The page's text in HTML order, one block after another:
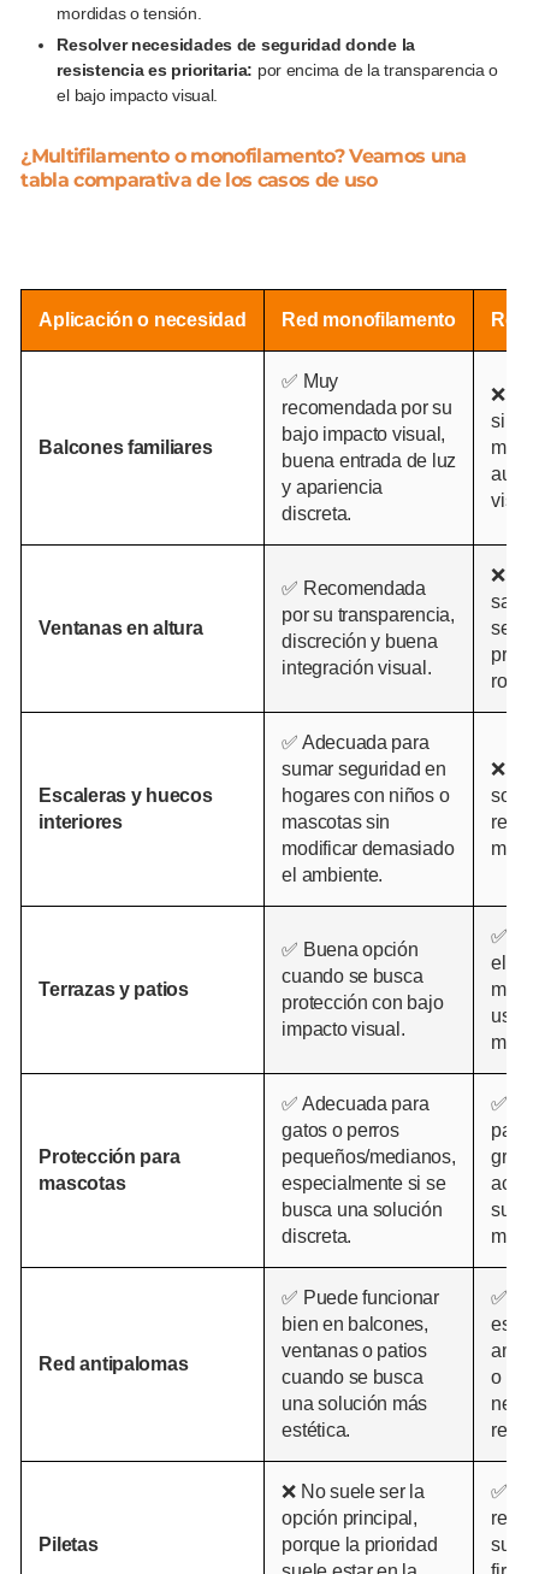
mordidas o tensión.
Resolver necesidades de seguridad donde la
resistencia es prioritaria: por encima de la transparencia o
el bajo impacto visual.
¿Multifilamento o monofilamento? Veamos una
tabla comparativa de los casos de uso
Aplicación o necesidad Red monofilamento Red
Balcones familiares
✅ Muy
recomendada por su
bajo impacto visual,
buena entrada de luz
y apariencia
discreta.
❌
si se
Ventanas en altura
✅ Recomendada
por su transparencia,
discreción y buena
integración visual.
❌
salvo
se
Escaleras y huecos
interiores
✅ Adecuada para
sumar seguridad en
hogares con niños o
mascotas sin
modificar demasiado
el ambiente.
❌
solo
más
Terrazas y patios
✅ Buena opción
cuando se busca
protección con bajo
impacto visual.
✅
el
más
uso
Protección para
mascotas
✅ Adecuada para
gatos o perros
pequeños/medianos,
especialmente si se
busca una solución
discreta.
✅
para
Red antipalomas
✅ Puede funcionar
bien en balcones,
ventanas o patios
cuando se busca
una solución más
estética.
✅
o
Piletas
❌ No suele ser la
opción principal,
porque la prioridad
✅
su